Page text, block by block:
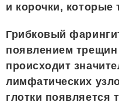
и корочки, которые
Грибковый
появлением трещин
происходит
лимфатических
глотки появляется